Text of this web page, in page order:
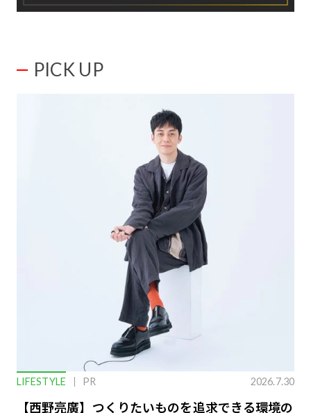
PICK UP
LIFESTYLE PR 2026.7.30
【西野亮廣】つくりたいものを追求できる環境の